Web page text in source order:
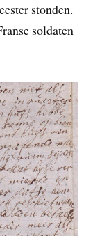
stonden.
soldaten